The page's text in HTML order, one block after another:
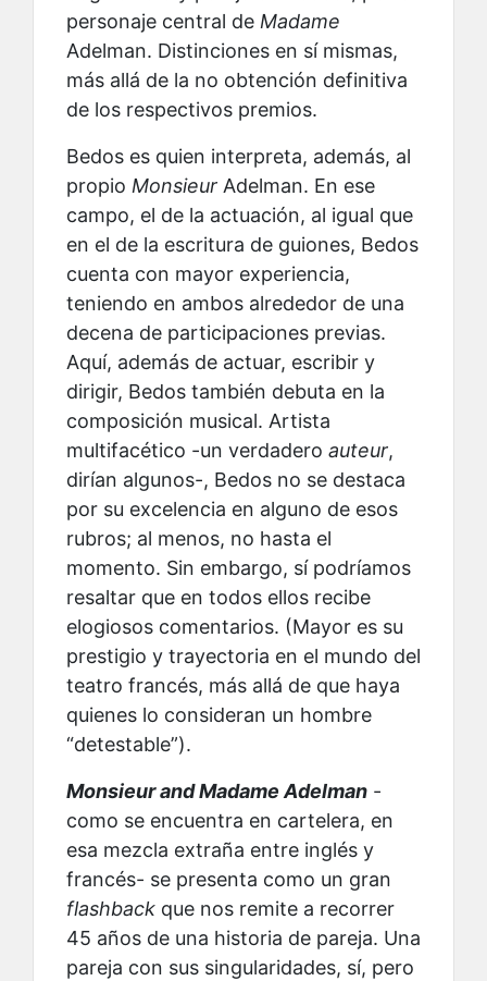
personaje central de Madame
Adelman. Distinciones en sí mismas,
más allá de la no obtención definitiva
de los respectivos premios.
Bedos es quien interpreta, además, al
propio Monsieur Adelman. En ese
campo, el de la actuación, al igual que
en el de la escritura de guiones, Bedos
cuenta con mayor experiencia,
teniendo en ambos alrededor de una
decena de participaciones previas.
Aquí, además de actuar, escribir y
dirigir, Bedos también debuta en la
composición musical. Artista
multifacético -un verdadero auteur,
dirían algunos-, Bedos no se destaca
por su excelencia en alguno de esos
rubros; al menos, no hasta el
momento. Sin embargo, sí podríamos
resaltar que en todos ellos recibe
elogiosos comentarios. (Mayor es su
prestigio y trayectoria en el mundo del
teatro francés, más allá de que haya
quienes lo consideran un hombre
“detestable”).
Monsieur and Madame Adelman -
como se encuentra en cartelera, en
esa mezcla extraña entre inglés y
francés- se presenta como un gran
flashback que nos remite a recorrer
45 años de una historia de pareja. Una
pareja con sus singularidades, sí, pero